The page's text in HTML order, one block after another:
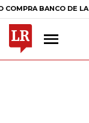
BANCO DE LA